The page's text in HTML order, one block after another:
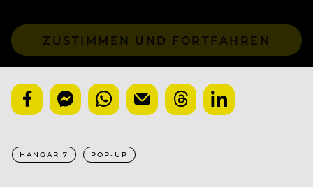
ZUSTIMMEN UND FORTFAHREN
HANGAR 7 POP-UP